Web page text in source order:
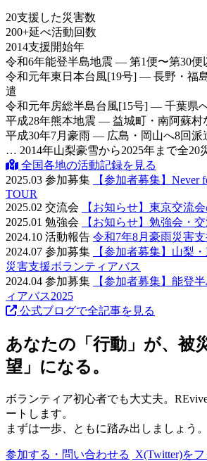
20支援した災害数
200+延べ活動回数
2014支援開始年
令和6年能登半島地震 — 第1便〜第30便
令和元年東日本台風[19号] — 長野・福
遣
令和元年房総半島台風[15号] — 千葉県
平成28年熊本地震 — 益城町・南阿蘇村
平成30年7月豪雨 — 広島・岡山へ8回派
… 2014年山梨豪雪から2025年まで全20
全国各地の活動記録を見る
2025.03 参加募集
【参加者募集】Never
TOUR
2025.02 交流会
【お知らせ】東京交流
2025.01 勉強会
【お知らせ】勉強会・
2024.10 活動報告 令和7年8月豪雨災害
2024.07 参加募集
【参加者募集】山梨
災害支援ボランティアバス
2024.04 参加募集
【参加者募集】能登
ィアバス2025
公式ブログで全記事を見る
あなたの「行動」が、被
望」になる。
ボランティア初心者でも大丈夫。
ートします。
まずは一歩、ともに踏み出しましょう。
参加する・問い合わせる
X(Twitter)を